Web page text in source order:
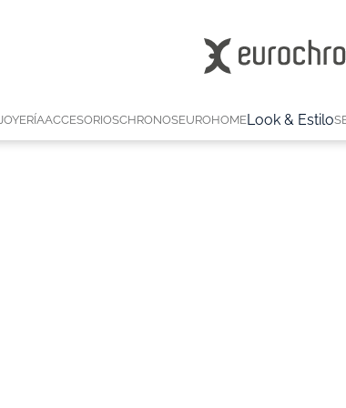
ACCESORIOSCHRONOSEUROHOMELook & Estilo